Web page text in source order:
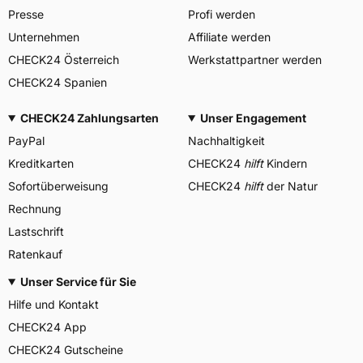
Presse
Unternehmen
CHECK24 Österreich
CHECK24 Spanien
Profi werden
Affiliate werden
Werkstattpartner werden
CHECK24 Zahlungsarten
PayPal
Kreditkarten
Sofortüberweisung
Rechnung
Lastschrift
Ratenkauf
Unser Engagement
Nachhaltigkeit
CHECK24 hilftKindern
CHECK24 hilftder Natur
Unser Service für Sie
Hilfe und Kontakt
CHECK24 App
CHECK24 Gutscheine